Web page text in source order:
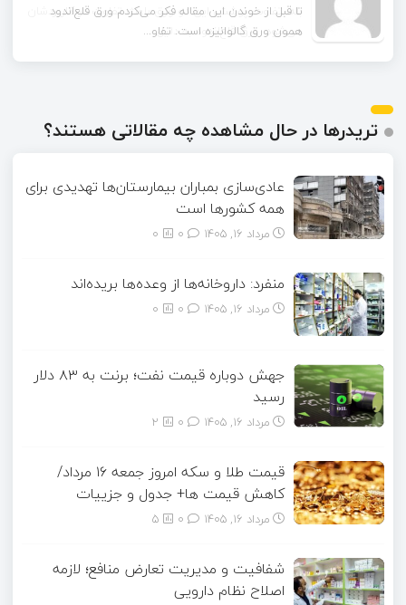
تا قبل از خوندن این مقاله فکر می‌کردم ورق قلع‌اندود
همون ورق گالوانیزه است. تفاو...
تریدرها در حال مشاهده چه مقالاتی هستند؟
عادی‌سازی بمباران بیمارستان‌ها تهدیدی برای
همه کشورها است
مرداد ۱۶, ۱۴۰۵ 0
منفرد: داروخانه‌ها از وعده‌ها بریده‌اند
مرداد ۱۶, ۱۴۰۵ 0
جهش دوباره قیمت نفت؛ برنت به ۸۳ دلار
رسید
مرداد ۱۶, ۱۴۰۵ 2
قیمت طلا و سکه امروز جمعه ۱۶ مرداد/
کاهش قیمت ها+ جدول و جزییات
مرداد ۱۶, ۱۴۰۵ 5
شفافیت و مدیریت تعارض منافع؛ لازمه
اصلاح نظام دارویی